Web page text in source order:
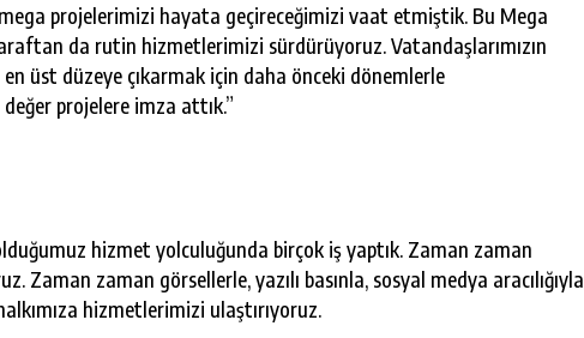
projelerimizi hayata geçireceğimizi vaat etmiştik. Bu Mega
da rutin hizmetlerimizi sürdürüyoruz. Vatandaşlarımızın
üst düzeye çıkarmak için daha önceki dönemlerle
projelere imza attık.”
hizmet yolculuğunda birçok iş yaptık. Zaman zaman
Zaman zaman görsellerle, yazılı basınla, sosyal medya aracılığıyla
hizmetlerimizi ulaştırıyoruz.